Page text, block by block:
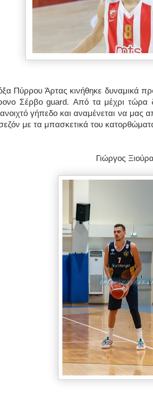
Πύρρου Άρτας κινήθηκε δυναμικά
Σέρβο guard. Από τα μέχρι τώρα
γήπεδο και αναμένεται να μας
με τα μπασκετικά του
Γιώργος